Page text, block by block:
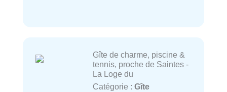
Gîte de charme, piscine &
tennis, proche de Saintes -
La Loge du
Catégorie : Gîte